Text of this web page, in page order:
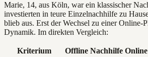
Marie, 14, aus Köln, war ein klassischer
investierten in teure Einzelnachhilfe zu
blieb aus. Erst der Wechsel zu einer Online-
Dynamik. Im direkten Vergleich:
Kriterium Offline Nachhilfe